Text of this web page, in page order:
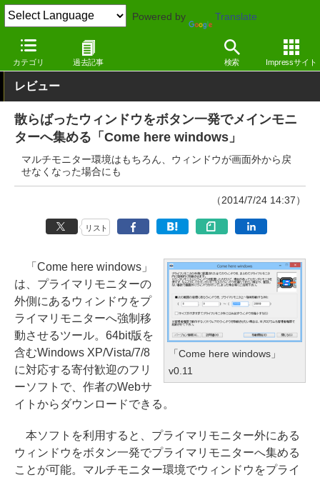
Powered by Translate
カテゴリ 過去記事 検索 Impressサイト
窓の杜 システム・ファイル Windows
レビュー
散らばったウィンドウをボタン一発でメインモニ
ターへ集める「Come here windows」
マルチモニター環境はもちろん、ウィンドウが画面外から戻
せなくなった場合にも
（2014/7/24 14:37）
リスト
「Come here windows」
v0.11
「Come here windows」
は、プライマリモニターの
外側にあるウィンドウをプ
ライマリモニターへ強制移
動させるツール。64bit版を
含むWindows XP/Vista/7/8
に対応する寄付歓迎のフリ
ーソフトで、作者のWebサ
イトからダウンロードできる。
本ソフトを利用すると、プライマリモニター外にある
ウィンドウをボタン一発でプライマリモニターへ集める
ことが可能。マルチモニター環境でウィンドウをプライ